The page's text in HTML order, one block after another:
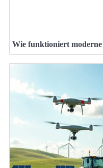
Wie funktioniert moderne